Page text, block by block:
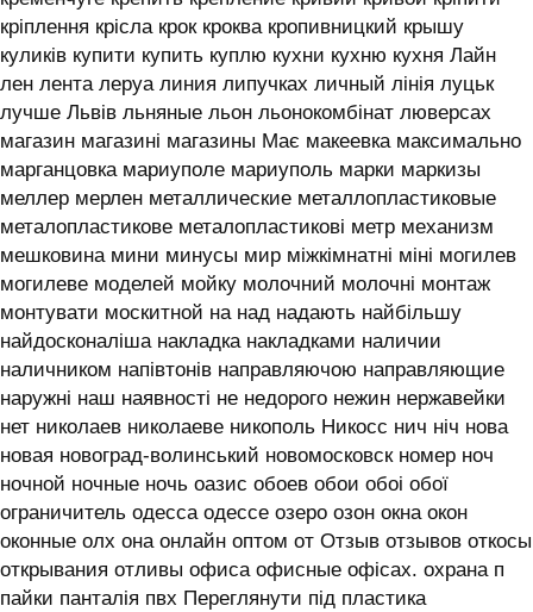
кріплення крісла крок кроква кропивницкий крышу
куликів купити купить куплю кухни кухню кухня ‎Лайн
лен лента леруа линия липучках личный лінія луцьк
лучше Львів льняные льон льонокомбінат люверсах
магазин магазині магазины Має макеевка максимально
марганцовка мариуполе мариуполь марки маркизы
меллер мерлен металлические металлопластиковые
металопластикове металопластикові метр механизм
мешковина мини минусы мир міжкімнатні міні могилев
могилеве моделей мойку молочний молочні монтаж
монтувати москитной на над надають найбільшу
найдосконаліша накладка накладками наличии
наличником напівтонів направляючою направляющие
наружні наш наявності не недорого нежин нержавейки
нет николаев николаеве никополь Никосс нич ніч нова
новая новоград-волинський новомосковск номер ноч
ночной ночные ночь оазис обоев обои обоі обої
ограничитель одесса одессе озеро озон окна окон
оконные олх она онлайн оптом от Отзыв отзывов откосы
открывания отливы офиса офисные офісах. охрана п
пайки панталія пвх Переглянути під пластика